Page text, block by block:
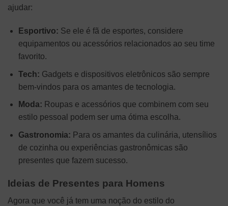
ajudar:
Esportivo: Se ele é fã de esportes, considere
equipamentos ou acessórios relacionados ao seu time
favorito.
Tech: Gadgets e dispositivos eletrônicos são sempre
bem-vindos para os amantes de tecnologia.
Moda: Roupas e acessórios que combinem com seu
estilo pessoal podem ser uma ótima escolha.
Gastronomia: Para os amantes da culinária, utensílios
de cozinha ou experiências gastronômicas são
presentes que fazem sucesso.
Ideias de Presentes para Homens
Agora que você já tem uma noção do estilo do